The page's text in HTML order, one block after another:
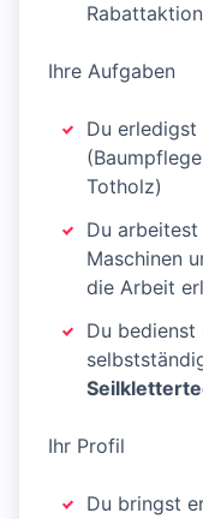
Ihre Aufgaben
Du erledigst
Totholz)
Du
Maschinen
die Arbeit
Du bedienst
Ihr Profil
Du bringst